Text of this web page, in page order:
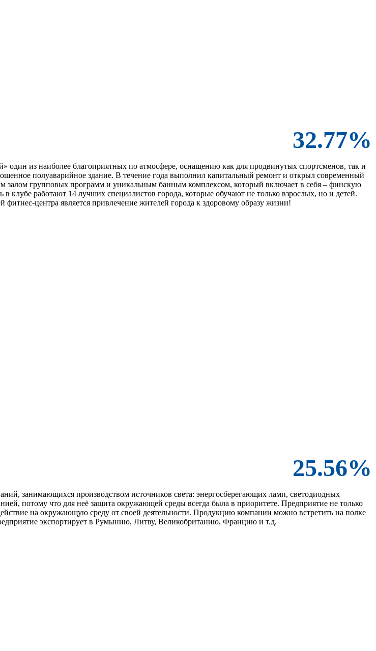
32.77%
из наиболее благоприятных по атмосфере, оснащению как для продвинутых спортсменов, так и
полуаварийное здание. В течение года выполнил капитальный ремонт и открыл современный
залом групповых программ и уникальным банным комплексом, который включает в себя – финскую
клубе работают 14 лучших специалистов города, которые обучают не только взрослых, но и детей.
центра является привлечение жителей города к здоровому образу жизни!
25.56%
занимающихся производством источников света: энергосберегающих ламп, светодиодных
потому что для неё защита окружающей среды всегда была в приоритете. Предприятие не только
на окружающую среду от своей деятельности. Продукцию компании можно встретить на полке
экспортирует в Румынию, Литву, Великобританию, Францию и т.д.